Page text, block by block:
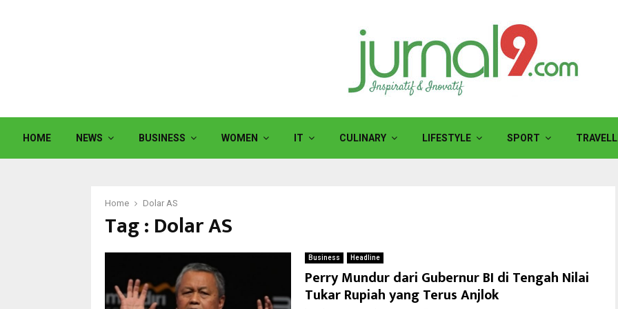
HOME NEWS BUSINESS WOMEN IT CULINARY LIFESTYLE SPORT
Home Dolar AS
Tag : Dolar AS
Business Headline
Perry Mundur dari Gubernur BI di Tengah Nilai
Tukar Rupiah yang Terus Anjlok